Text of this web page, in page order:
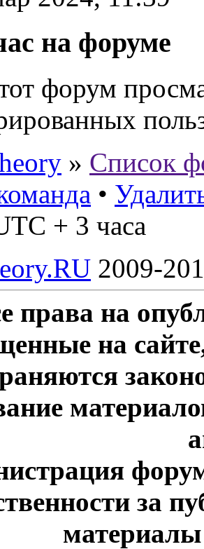
на форуме
форум
» Список
•
+ 3 часа
2009-
права на
на
за